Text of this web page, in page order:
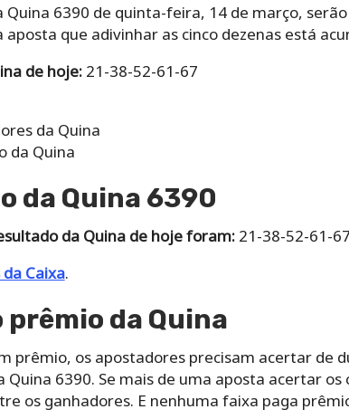
Quina 6390 de quinta-feira, 14 de março,
que adivinhar as cinco dezenas está
de hoje:21-38-52-61-67
da Quina
da Quina
da Quina 6390
da Quina de hoje foram: 21-38-52-61-67
Caixa.
prêmio da Quina
prêmio, os apostadores precisam acertar de
Quina 6390. Se mais de uma aposta acertar
os ganhadores. E nenhuma faixa paga